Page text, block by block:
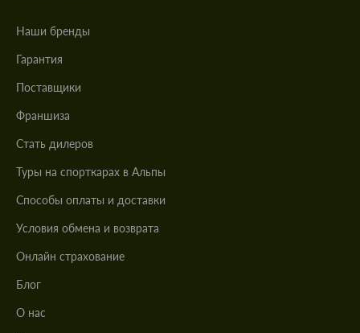
Наши бренды
Гарантия
Поставщики
Франшиза
Стать дилеров
Туры на спорткарах в Альпы
Cпособы оплаты и доставки
Условия обмена и возврата
Онлайн страхование
Блог
О нас